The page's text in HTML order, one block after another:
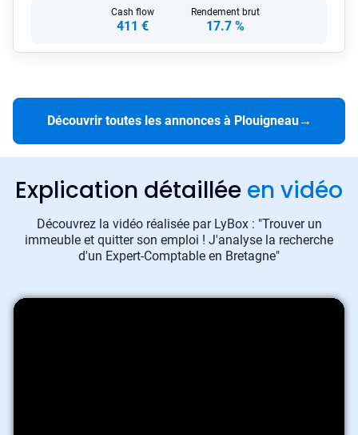
Cash flow
411 €
Rendement brut
17.7 %
Découvrir toutes les annonces à Plouigneau→
Explication détaillée en vidéo
Découvrez la vidéo réalisée par LyBox : "Trouver un
immeuble et quitter son emploi ! J'analyse la recherche
d'un Expert-Comptable en Bretagne"